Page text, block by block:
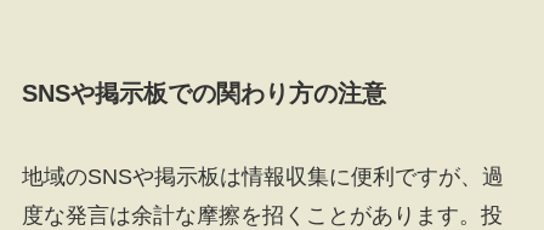
SNSや掲示板での関わり方の注意
地域のSNSや掲示板は情報収集に便利ですが、過
度な発言は余計な摩擦を招くことがあります。投